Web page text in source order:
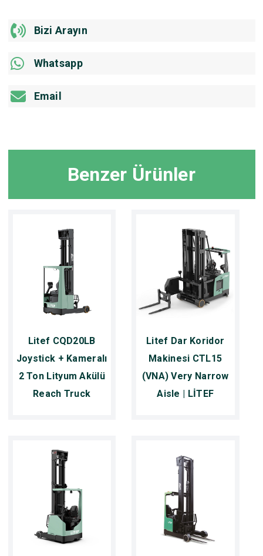
Bizi Arayın
Whatsapp
Email
Benzer Ürünler
Litef CQD20LB
Joystick + Kameralı
2 Ton Lityum Akülü
Reach Truck
Litef Dar Koridor
Makinesi CTL15
(VNA) Very Narrow
Aisle | LİTEF